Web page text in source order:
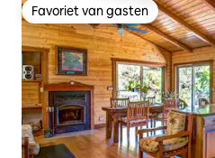
Favoriet van gasten
Favoriet van gasten